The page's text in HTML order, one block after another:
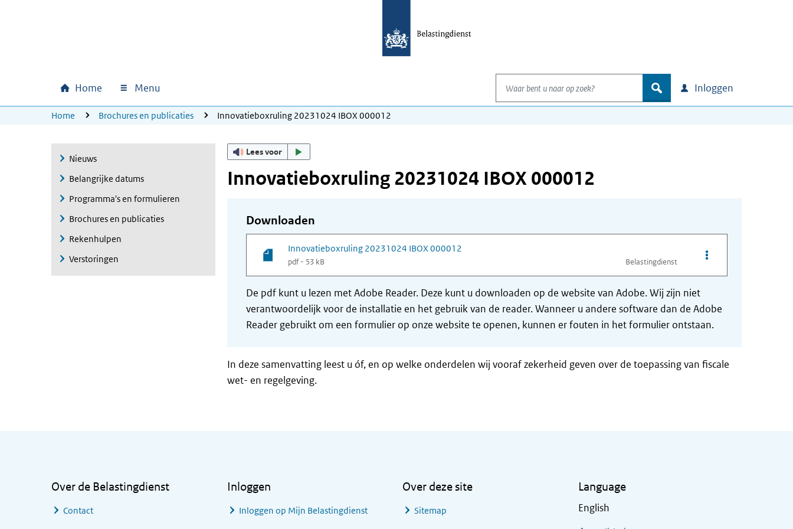
Hoofdnavigatie
Home Menu
Waar bent u naar op zoek?
zoek Inloggen
U bevindt zich hier:
Home Brochures en publicaties Innovatieboxruling 20231024 IBOX 000012
Nieuws
Belangrijke datums
Programma's en formulieren
Brochures en publicaties
Rekenhulpen
Verstoringen
Lees voor
Innovatieboxruling 20231024 IBOX 000012
Downloaden
Innovatieboxruling 20231024 IBOX 000012
pdf - 53 kB Belastingdienst
Opties van bestand
De pdf kunt u lezen met Adobe Reader. Deze kunt u downloaden op de website van Adobe. Wij zijn niet
verantwoordelijk voor de installatie en het gebruik van de reader. Wanneer u andere software dan de Adobe
Reader gebruikt om een formulier op onze website te openen, kunnen er fouten in het formulier ontstaan.
In deze samenvatting leest u óf, en op welke onderdelen wij vooraf zekerheid geven over de toepassing van fiscale
wet- en regelgeving.
Over de Belastingdienst
Contact
Inloggen
Inloggen op Mijn Belastingdienst
Over deze site
Sitemap
Language
English